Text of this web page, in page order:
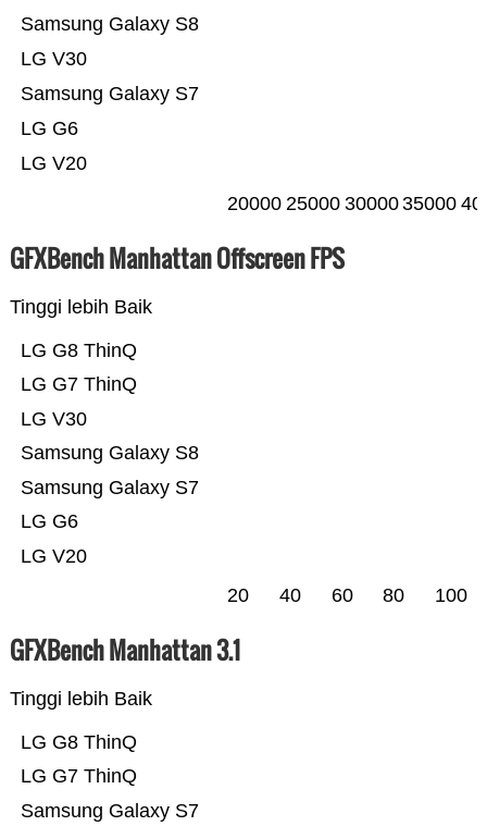
LG V20
LG G6
Samsung Galaxy S7
LG V30
Samsung Galaxy S8
20000 25000 3000035000
GFXBench Manhattan Offscreen FPS
Tinggi lebih Baik
LG V20
LG G6
Samsung Galaxy S7
Samsung Galaxy S8
LG V30
LG G7 ThinQ
LG G8 ThinQ
20 40 60 80 100
GFXBench Manhattan 3.1
Tinggi lebih Baik
Samsung Galaxy S7
LG G7 ThinQ
LG G8 ThinQ